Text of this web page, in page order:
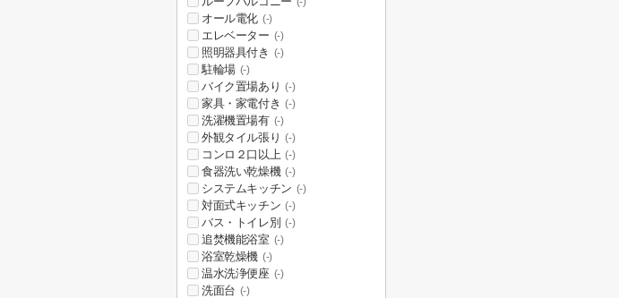
オール電化 (-)
エレベーター (-)
照明器具付き (-)
駐輪場 (-)
バイク置場あり (-)
家具・家電付き (-)
洗濯機置場有 (-)
外観タイル張り (-)
コンロ２口以上 (-)
食器洗い乾燥機 (-)
システムキッチン (-)
対面式キッチン (-)
バス・トイレ別 (-)
追焚機能浴室 (-)
浴室乾燥機 (-)
温水洗浄便座 (-)
洗面台 (-)